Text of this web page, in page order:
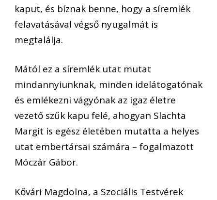
kaput, és bíznak benne, hogy a síremlék
felavatásával végső nyugalmát is
megtalálja.
Mától ez a síremlék utat mutat
mindannyiunknak, minden idelátogatónak
és emlékezni vágyónak az igaz életre
vezető szűk kapu felé, ahogyan Slachta
Margit is egész életében mutatta a helyes
utat embertársai számára – fogalmazott
Móczár Gábor.
Kővári Magdolna, a Szociális Testvérek